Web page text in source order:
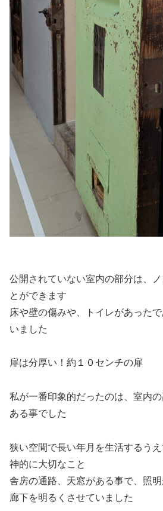
公開されていない室内の部分は、
とができます
床や壁の傷みや、トイレがあった
いました
扉は分厚い！約１０センチの扉
私が一番印象的だったのは、室内
ある事でした
狭い空間で長い年月を生活するう
神的に大切なこと
舎房の通路、天窓がある事で、照
廊下を明るくさせていました